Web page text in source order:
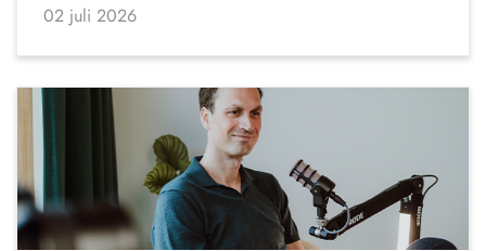
02 juli 2026